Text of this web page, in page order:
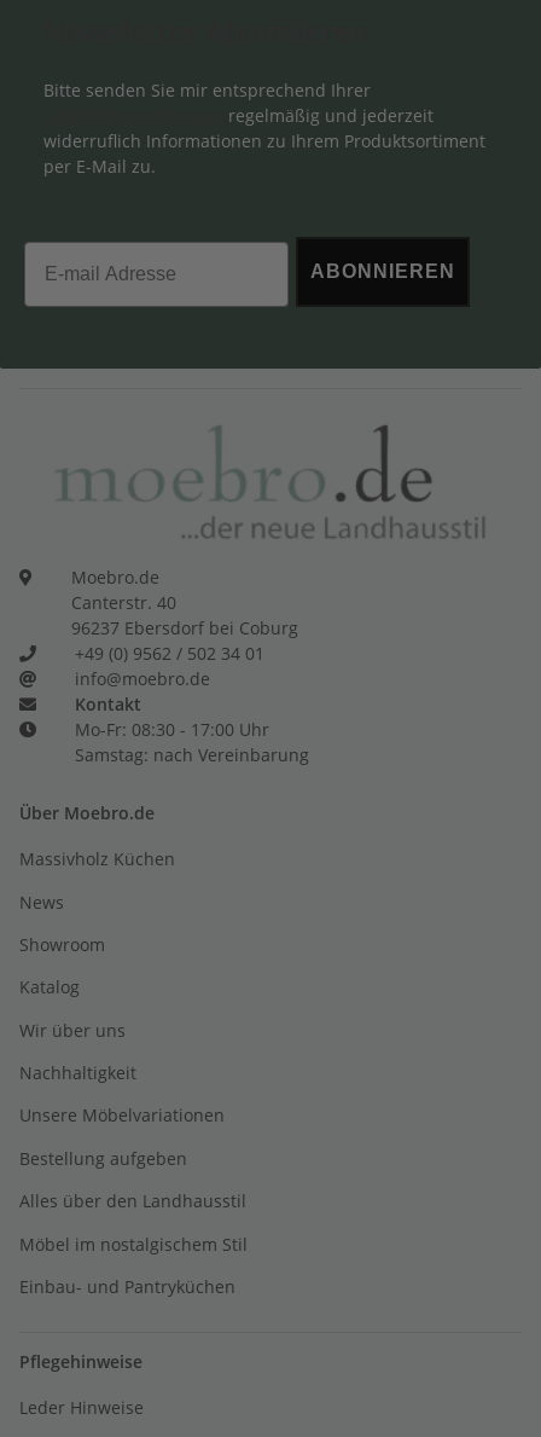
Bitte senden Sie mir entsprechend Ihrer
regelmäßig und jederzeit
widerruflich Informationen zu Ihrem Produktsortiment
per E-Mail zu.
Email
ABONNIEREN
Moebro.de
Canterstr. 40
96237 Ebersdorf bei Coburg
+49 (0) 9562 / 502 34 01
info@moebro.de
Kontakt
Mo-Fr: 08:30 - 17:00 Uhr
Samstag: nach Vereinbarung
Über Moebro.de
Massivholz Küchen
News
Showroom
Katalog
Wir über uns
Nachhaltigkeit
Unsere Möbelvariationen
Bestellung aufgeben
Alles über den Landhausstil
Möbel im nostalgischem Stil
Einbau- und Pantryküchen
Pflegehinweise
Leder Hinweise